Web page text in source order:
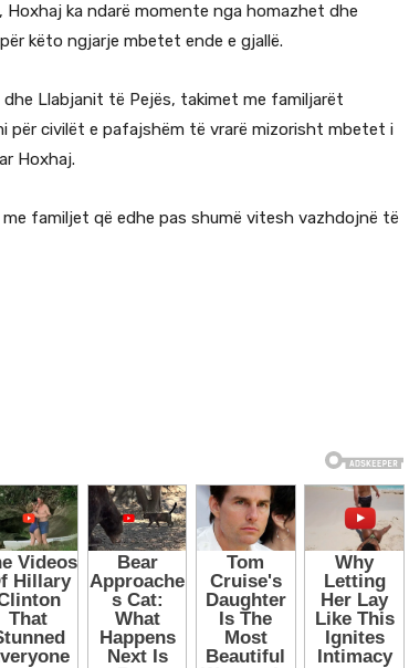
ka ndarë momente nga homazhet dhe
këto ngjarje mbetet ende e gjallë.
Llabjanit të Pejës, takimet me familjarët
për civilët e pafajshëm të vrarë mizorisht mbetet i
Hoxhaj.
familjet që edhe pas shumë vitesh vazhdojnë të